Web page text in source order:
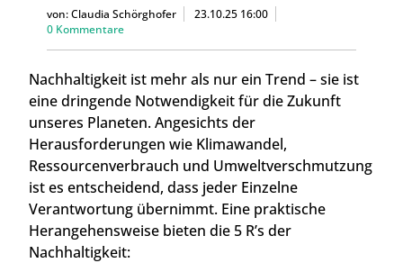
von:Claudia Schörghofer
23.10.25 16:00
0 Kommentare
Nachhaltigkeit ist mehr als nur ein Trend – sie ist
eine dringende Notwendigkeit für die Zukunft
unseres Planeten. Angesichts der
Herausforderungen wie Klimawandel,
Ressourcenverbrauch und Umweltverschmutzung
ist es entscheidend, dass jeder Einzelne
Verantwortung übernimmt. Eine praktische
Herangehensweise bieten die 5 R’s der
Nachhaltigkeit: